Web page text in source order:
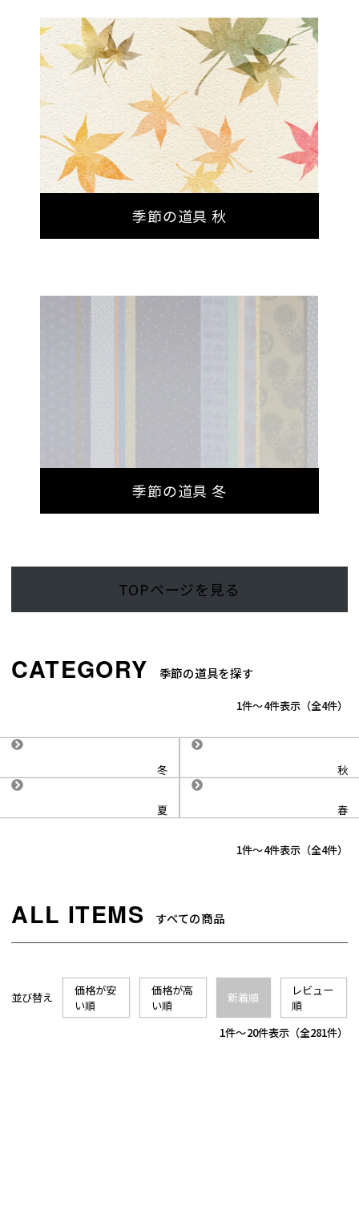
季節の道具 秋
季節の道具 冬
TOPページを見る
季節の道具を探す
4
1 -4件表示
冬 秋
夏 春
4
1 -4件表示
すべての商品
並び替え
価格が安
い順
価格が高
い順
新着順
レビュー
順
281
1 -20件表示